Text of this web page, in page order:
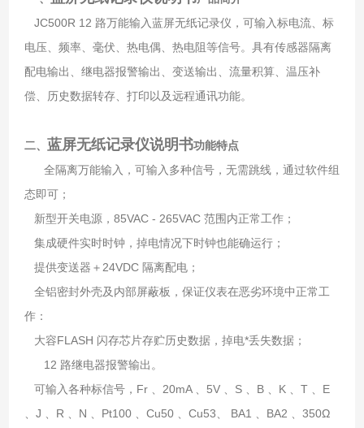
JC500R 12 路万能输入蓝屏无纸记录仪，可输入标电流、标
电压、频率、毫伏、热电偶、热电阻等信号。具有传感器隔离
配电输出、继电器报警输出、变送输出、流量积算、温压补
偿、历史数据转存、打印以及远程通讯功能。
二、 蓝屏无纸记录仪说明书功能特点
全隔离万能输入，可输入多种信号，无需跳线，通过软件组
态即可；
新型开关电源，85VAC - 265VAC 范围内正常工作；
集成硬件实时时钟，掉电情况下时钟也能确运行；
提供变送器＋24VDC 隔离配电；
全铝密封外壳及内部屏蔽板，保证仪表在恶劣环境中正常工
作：
大容FLASH 闪存芯片存贮历史数据，掉电*丢失数据；
12 路继电器报警输出。
可输入各种标信号，Fr 、20mA 、5V 、S 、B 、K 、T 、E
、J 、R 、N 、Pt100 、Cu50 、Cu53、 BA1 、BA2 、350Ω